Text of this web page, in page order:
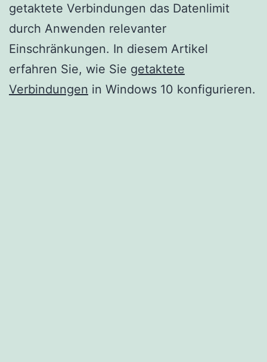
getaktete Verbindungen das Datenlimit
durch Anwenden relevanter
Einschränkungen. In diesem Artikel
erfahren Sie, wie Sie getaktete
Verbindungen in Windows 10 konfigurieren.